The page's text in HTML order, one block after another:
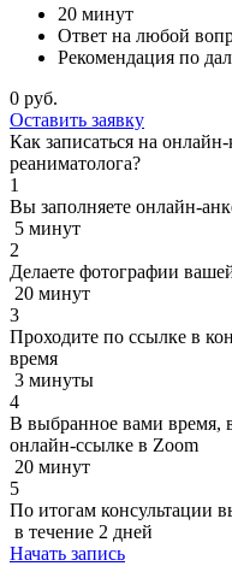
20 минут
Ответ на любой
Рекомендация по
0 руб.
Оставить заявку
Как записаться на
реаниматолога?
1
Вы заполняете онлайн-
5 минут
2
Делаете фотографии
20 минут
3
Проходите по ссылке в
время
3 минуты
4
В выбранное вами время,
онлайн-ссылке в Zoom
20 минут
5
По итогам консультации
в течение 2 дней
Начать запись